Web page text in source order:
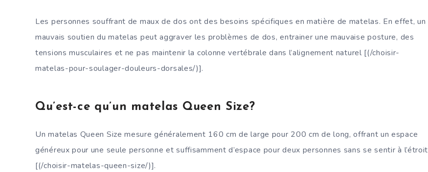
Les personnes souffrant de maux de dos ont des besoins spécifiques en matière de matelas. En effet, un
mauvais soutien du matelas peut aggraver les problèmes de dos, entrainer une mauvaise posture, des
tensions musculaires et ne pas maintenir la colonne vertébrale dans l’alignement naturel [(/choisir-
matelas-pour-soulager-douleurs-dorsales/)].
Qu’est-ce qu’un matelas Queen Size?
Un matelas Queen Size mesure généralement 160 cm de large pour 200 cm de long, offrant un espace
généreux pour une seule personne et suffisamment d’espace pour deux personnes sans se sentir à l’étroit
[(/choisir-matelas-queen-size/)].